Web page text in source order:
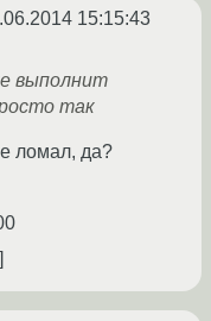
15:15:43
выполнит
так
ломал, да?